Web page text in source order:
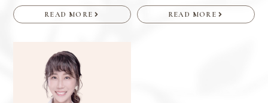
READ MORE READ MORE